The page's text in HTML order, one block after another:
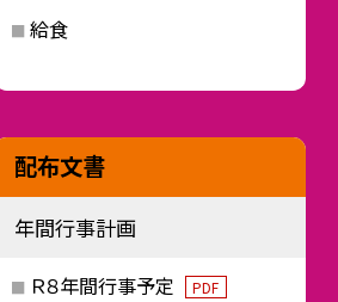
給食
配布文書
年間行事計画
Ｒ８年間行事予定 PDF